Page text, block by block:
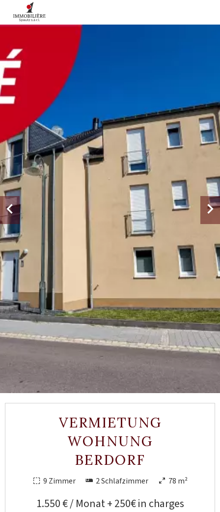
VERMIETUNG
WOHNUNG
BERDORF
9 Zimmer 2 Schlafzimmer 78 m²
1.550 € / Monat + 250€ in charges